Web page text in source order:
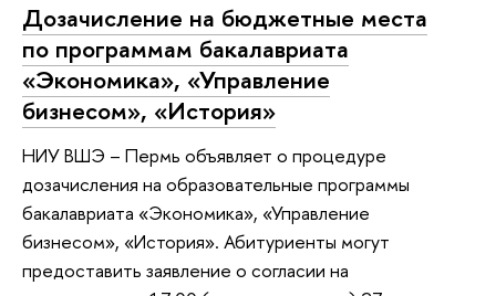
Дозачисление на бюджетные места
по программам бакалавриата
«Экономика», «Управление
бизнесом», «История»
НИУ ВШЭ – Пермь объявляет о процедуре
дозачисления на образовательные программы
бакалавриата «Экономика», «Управление
бизнесом», «История». Абитуриенты могут
предоставить заявление о согласии на